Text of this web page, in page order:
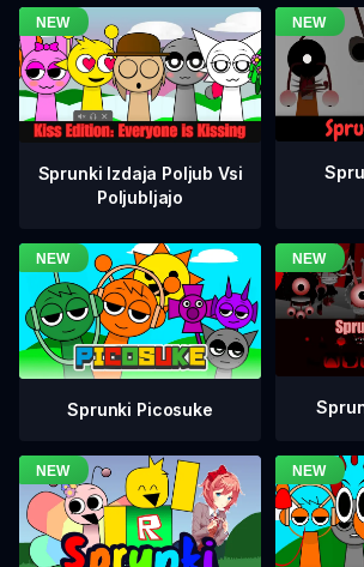
Sprunki Izdaja Poljub Vsi
Poljubljajo
Sprunki Picosuke